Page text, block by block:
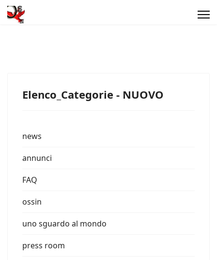
Elenco_Categorie - NUOVO
news
annunci
FAQ
ossin
uno sguardo al mondo
press room